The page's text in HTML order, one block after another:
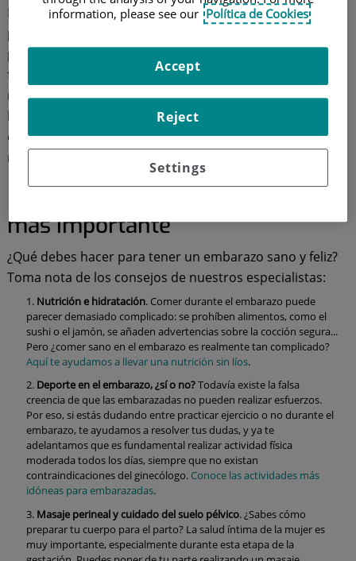
Para un embarazo saludable y feliz, es importante que
prestes atención a la alimentación, el deporte, el suelo
pélvico, el uso de cosméticos, los problemas más
frecuentes en embarazadas y el sexo. Y para hacerte
más sencilla la tarea de incorporarlos a tu rutina,
hemos reunido las recomendaciones de nuestros
expertos y aprovechamos para desterrar los falsos
mitos. ¡Resuelve tus dudas!
más importante
¿Qué debes hacer para tener un embarazo sano y feliz?
Toma nota de los consejos de nuestros especialistas:
Nutrición e hidratación. Comer durante el embarazo puede
parecer demasiado complicado: se prohíben alimentos, como el
sushi o el jamón, se añaden advertencias sobre la cocción segura...
Pero ¿comer sano en el embarazo es realmente tan complicado?
Aquí te ayudamos a llevar una nutrición sin líos.
Deporte en el embarazo, ¿sí o no?Todavía existe la falsa
creencia de que las embarazadas no pueden realizar esfuerzos.
Por eso, si estás dudando entre practicar ejercicio o no durante el
embarazo, te ayudamos a resolver tus dudas, y ya te
adelantamos que es fundamental realizar actividad física
moderada todos los días, siempre que no existan
contraindicaciones del ginecólogo. Conoce las actividades más
idóneas para embarazadas.
Masaje perineal y cuidado del suelo pélvico. ¿Sabes cómo
preparar tu cuerpo para el parto? La salud íntima de la mujer es
muy importante, especialmente durante esta etapa de la
information, please see our Política de Cookies
Settings
Reject
Accept